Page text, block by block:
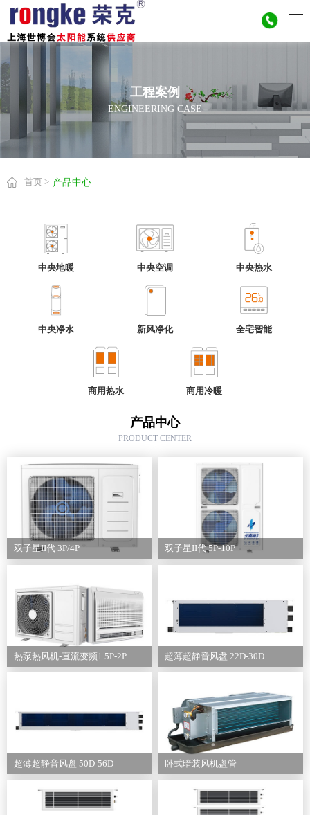
工程案例
ENGINEERING CASE
首页 > 产品中心
中央地暖 中央空调 中央热水
中央净水 新风净化 全宅智能
商用热水 商用冷暖
产品中心
PRODUCT CENTER
双子星II代 3P/4P 双子星II代 5P-10P
热泵热风机-直流变频1.5P-2P 超薄超静音风盘 22D-30D
超薄超静音风盘 50D-56D 卧式暗装风机盘管